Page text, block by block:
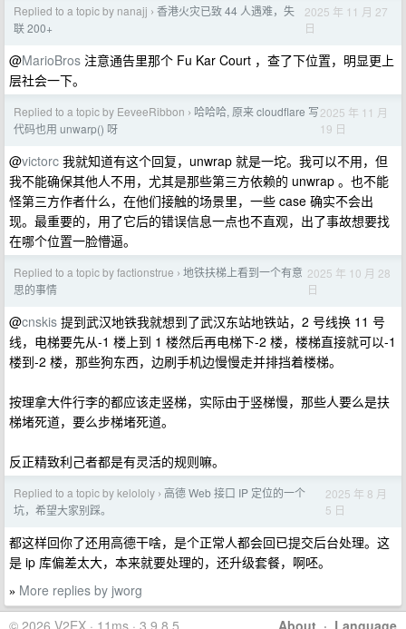
Replied to a topic by nanajj › 香港火灾已致 44 人遇难，失
联 200+
2025 年 11 月 27
日
@MarioBros 注意通告里那个 Fu Kar Court ，查了下位置，明显更上
层社会一下。
Replied to a topic by EeveeRibbon › 哈哈哈, 原来 cloudflare 写
代码也用 unwarp() 呀
2025 年 11 月
19 日
@victorc 我就知道有这个回复，unwrap 就是一坨。我可以不用，但
我不能确保其他人不用，尤其是那些第三方依赖的 unwrap 。也不能
怪第三方作者什么，在他们接触的场景里，一些 case 确实不会出
现。最重要的，用了它后的错误信息一点也不直观，出了事故想要找
在哪个位置一脸懵逼。
Replied to a topic by factionstrue › 地铁扶梯上看到一个有意
思的事情
2025 年 10 月 28
日
@cnskis 提到武汉地铁我就想到了武汉东站地铁站，2 号线换 11 号
线，电梯要先从-1 楼上到 1 楼然后再电梯下-2 楼，楼梯直接就可以-1
楼到-2 楼，那些狗东西，边刷手机边慢慢走并排挡着楼梯。
按理拿大件行李的都应该走竖梯，实际由于竖梯慢，那些人要么是扶
梯堵死道，要么步梯堵死道。
反正精致利己者都是有灵活的规则嘛。
Replied to a topic by kelololy › 高德 Web 接口 IP 定位的一个
坑，希望大家别踩。
2025 年 8 月
5 日
都这样回你了还用高德干啥，是个正常人都会回已提交后台处理。这
是 ip 库偏差太大，本来就要处理的，还升级套餐，啊呸。
» More replies by jworg
About · Language
© 2026 V2EX · 11ms · 3.9.8.5